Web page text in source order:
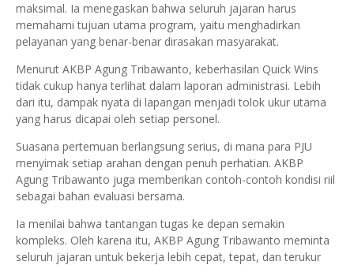
maksimal. Ia menegaskan bahwa seluruh jajaran harus
memahami tujuan utama program, yaitu menghadirkan
pelayanan yang benar-benar dirasakan masyarakat.
Menurut AKBP Agung Tribawanto, keberhasilan Quick Wins
tidak cukup hanya terlihat dalam laporan administrasi. Lebih
dari itu, dampak nyata di lapangan menjadi tolok ukur utama
yang harus dicapai oleh setiap personel.
Suasana pertemuan berlangsung serius, di mana para PJU
menyimak setiap arahan dengan penuh perhatian. AKBP
Agung Tribawanto juga memberikan contoh-contoh kondisi riil
sebagai bahan evaluasi bersama.
Ia menilai bahwa tantangan tugas ke depan semakin
kompleks. Oleh karena itu, AKBP Agung Tribawanto meminta
seluruh jajaran untuk bekerja lebih cepat, tepat, dan terukur